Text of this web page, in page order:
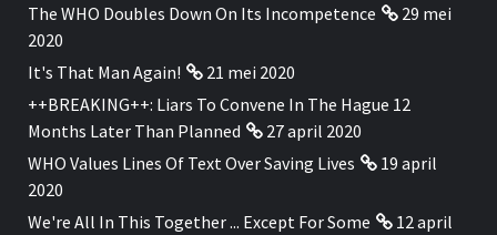
The WHO Doubles Down On Its Incompetence
29 mei
2020
It's That Man Again!
21 mei 2020
++BREAKING++: Liars To Convene In The Hague 12
Months Later Than Planned
27 april 2020
WHO Values Lines Of Text Over Saving Lives
19 april
2020
We're All In This Together ... Except For Some
12 april